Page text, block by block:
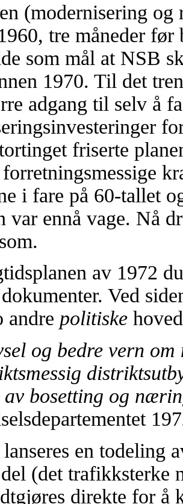
(modernisering og
tre måneder
som mål at NSB
1970. Til det
adgang til selv å
friserte
i fare på 60-tallet
var ennå vage. Nå
av 1972
Ved
andre politiske
og bedre vern
bosetting og
en todeling
(det trafikksterke
direkte for